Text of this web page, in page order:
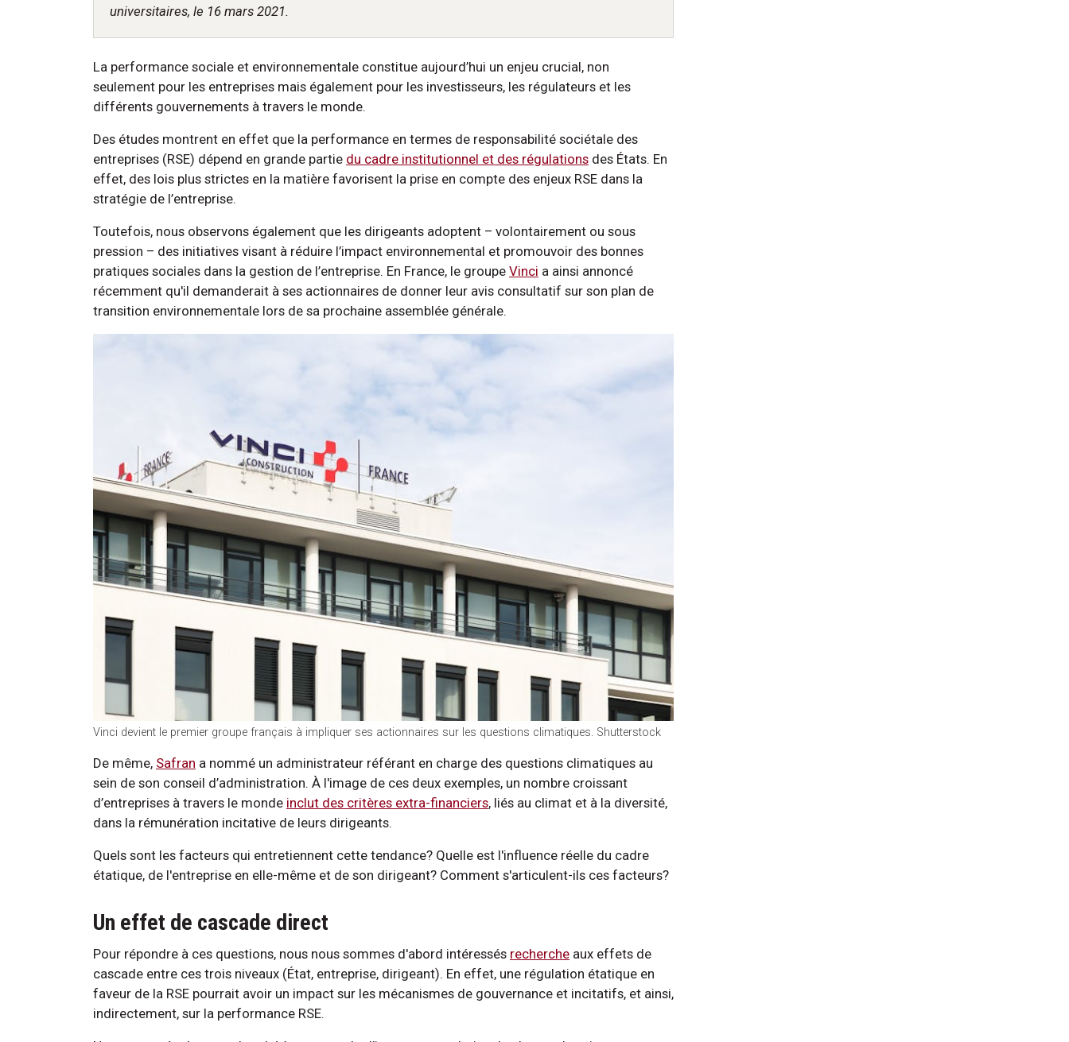
universitaires, le 16 mars 2021.
La performance sociale et environnementale constitue aujourd’hui un enjeu crucial, non
seulement pour les entreprises mais également pour les investisseurs, les régulateurs et les
différents gouvernements à travers le monde.
Des études montrent en effet que la performance en termes de responsabilité sociétale des
entreprises (RSE) dépend en grande partie du cadre institutionnel et des régulations des États. En
effet, des lois plus strictes en la matière favorisent la prise en compte des enjeux RSE dans la
stratégie de l’entreprise.
Toutefois, nous observons également que les dirigeants adoptent – volontairement ou sous
pression – des initiatives visant à réduire l’impact environnemental et promouvoir des bonnes
pratiques sociales dans la gestion de l’entreprise. En France, le groupe Vinci a ainsi annoncé
récemment qu'il demanderait à ses actionnaires de donner leur avis consultatif sur son plan de
transition environnementale lors de sa prochaine assemblée générale.
Vinci devient le premier groupe français à impliquer ses actionnaires sur les questions climatiques. Shutterstock
De même, Safran a nommé un administrateur référant en charge des questions climatiques au
sein de son conseil d’administration. À l'image de ces deux exemples, un nombre croissant
d’entreprises à travers le monde inclut des critères extra-financiers, liés au climat et à la diversité,
dans la rémunération incitative de leurs dirigeants.
Quels sont les facteurs qui entretiennent cette tendance? Quelle est l'influence réelle du cadre
étatique, de l'entreprise en elle-même et de son dirigeant? Comment s'articulent-ils ces facteurs?
Un effet de cascade direct
Pour répondre à ces questions, nous nous sommes d'abord intéressés recherche aux effets de
cascade entre ces trois niveaux (État, entreprise, dirigeant). En effet, une régulation étatique en
faveur de la RSE pourrait avoir un impact sur les mécanismes de gouvernance et incitatifs, et ainsi,
indirectement, sur la performance RSE.